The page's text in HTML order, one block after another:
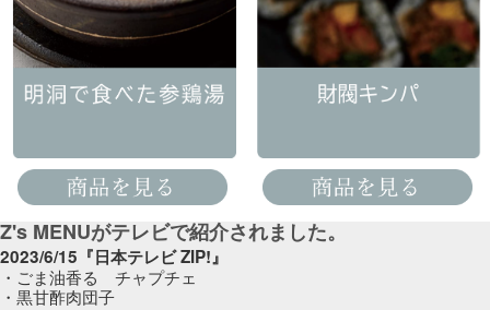
Z's MENUがテレビで紹介されました。
2023/6/15『日本テレビ ZIP!』
・ごま油香る チャプチェ
・黒甘酢肉団子